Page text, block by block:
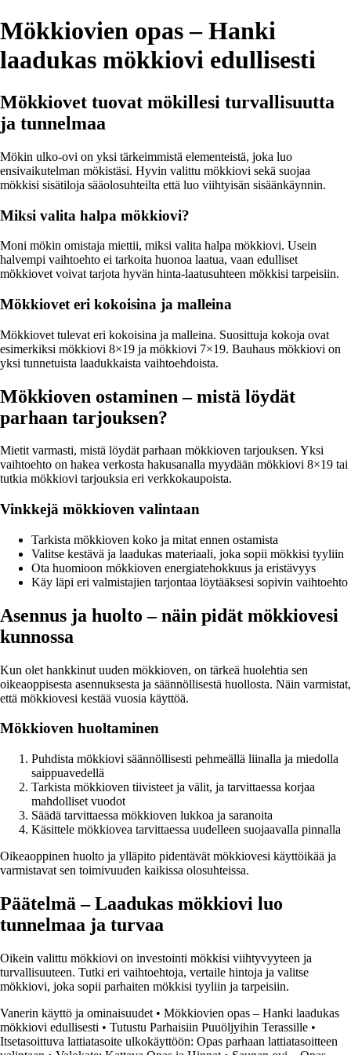
Mökkiovien opas – Hanki
laadukas mökkiovi edullisesti
Mökkiovet tuovat mökillesi turvallisuutta
ja tunnelmaa
Mökin ulko-ovi on yksi tärkeimmistä elementeistä, joka luo
ensivaikutelman mökistäsi. Hyvin valittu mökkiovi sekä suojaa
mökkisi sisätiloja sääolosuhteilta että luo viihtyisän sisäänkäynnin.
Miksi valita halpa mökkiovi?
Moni mökin omistaja miettii, miksi valita halpa mökkiovi. Usein
halvempi vaihtoehto ei tarkoita huonoa laatua, vaan edulliset
mökkiovet voivat tarjota hyvän hinta-laatusuhteen mökkisi tarpeisiin.
Mökkiovet eri kokoisina ja malleina
Mökkiovet tulevat eri kokoisina ja malleina. Suosittuja kokoja ovat
esimerkiksi mökkiovi 8×19 ja mökkiovi 7×19. Bauhaus mökkiovi on
yksi tunnetuista laadukkaista vaihtoehdoista.
Mökkioven ostaminen – mistä löydät
parhaan tarjouksen?
Mietit varmasti, mistä löydät parhaan mökkioven tarjouksen. Yksi
vaihtoehto on hakea verkosta hakusanalla myydään mökkiovi 8×19 tai
tutkia mökkiovi tarjouksia eri verkkokaupoista.
Vinkkejä mökkioven valintaan
Tarkista mökkioven koko ja mitat ennen ostamista
Valitse kestävä ja laadukas materiaali, joka sopii mökkisi tyyliin
Ota huomioon mökkioven energiatehokkuus ja eristävyys
Käy läpi eri valmistajien tarjontaa löytääksesi sopivin vaihtoehto
Asennus ja huolto – näin pidät mökkiovesi
kunnossa
Kun olet hankkinut uuden mökkioven, on tärkeä huolehtia sen
oikeaoppisesta asennuksesta ja säännöllisestä huollosta. Näin varmistat,
että mökkiovesi kestää vuosia käyttöä.
Mökkioven huoltaminen
Puhdista mökkiovi säännöllisesti pehmeällä liinalla ja miedolla
saippuavedellä
Tarkista mökkioven tiivisteet ja välit, ja tarvittaessa korjaa
mahdolliset vuodot
Säädä tarvittaessa mökkioven lukkoa ja saranoita
Käsittele mökkiovea tarvittaessa uudelleen suojaavalla pinnalla
Oikeaoppinen huolto ja ylläpito pidentävät mökkiovesi käyttöikää ja
varmistavat sen toimivuuden kaikissa olosuhteissa.
Päätelmä – Laadukas mökkiovi luo
tunnelmaa ja turvaa
Oikein valittu mökkiovi on investointi mökkisi viihtyvyyteen ja
turvallisuuteen. Tutki eri vaihtoehtoja, vertaile hintoja ja valitse
mökkiovi, joka sopii parhaiten mökkisi tyyliin ja tarpeisiin.
Vanerin käyttö ja ominaisuudet • Mökkiovien opas – Hanki laadukas
mökkiovi edullisesti • Tutustu Parhaisiin Puuöljyihin Terassille •
Itsetasoittuva lattiatasoite ulkokäyttöön: Opas parhaan lattiatasoitteen